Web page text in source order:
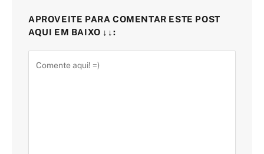
APROVEITE PARA COMENTAR ESTE POST
AQUI EM BAIXO ↓↓: